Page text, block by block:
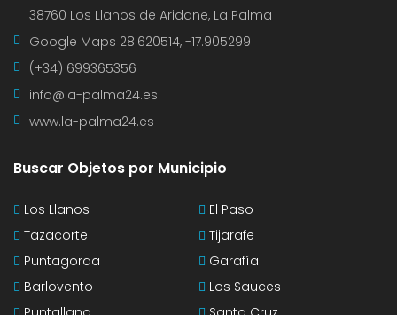
38760 Los Llanos de Aridane, La Palma
Google Maps 28.620514, -17.905299
(+34) 699365356
info@la-palma24.es
www.la-palma24.es
Buscar Objetos por Municipio
Los Llanos
El Paso
Tazacorte
Tijarafe
Puntagorda
Garafía
Barlovento
Los Sauces